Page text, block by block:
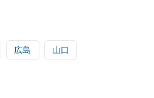
広島 山口